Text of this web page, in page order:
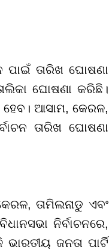
ପାଇଁ ତାରିଖ ଘୋଷଣା
ଘୋଷଣା କରିଛି।
ଆସାମ, କେରଳ,
ତାରିଖ ଘୋଷଣା
ତାମିଲନାଡୁ ଏବଂ
ନିର୍ବାଚନରେ,
ଜନତା ପାର୍ଟି